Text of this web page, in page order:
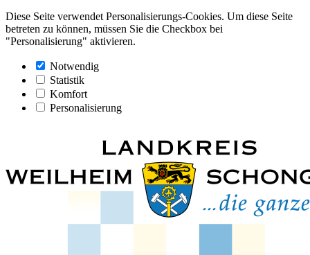
Diese Seite verwendet Personalisierungs-Cookies. Um diese Seite
betreten zu können, müssen Sie die Checkbox bei
"Personalisierung" aktivieren.
Notwendig
Statistik
Komfort
Personalisierung